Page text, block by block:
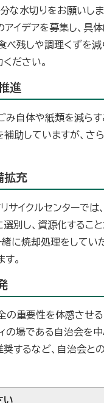
な水切りをお願いしま
イデアを募集し、具
べ残しや調理くずを
ださい。
進
自体や紙類を減らす
助していますが、
拡充
イクルセンターでは
別し、資源化すること
に焼却処理をして
。
重要性を体感させ
の場である自治会
するなど、自治会
い